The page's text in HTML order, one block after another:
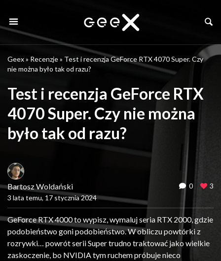
Geex» Recenzje» Test i recenzja GeForce RTX 4070 Super. Czy
nie można było tak od razu?
Test i recenzja GeForce RTX
4070 Super. Czy nie można
było tak od razu?
Bartosz Woldański
3 lata temu, 17 stycznia 2024
0 3
GeForce RTX 4000 to wypisz, wymaluj seria RTX 2000, gdzie
podobieństwo goni podobieństwo. W obliczu powtórki z
rozrywki… powrót serii Super trudno traktować jako wielkie
zaskoczenie, bo NVIDIA tym ruchem próbuje nieco